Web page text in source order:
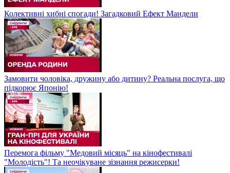
Колективні хибні спогади! Загадковий Ефект Мандели
Замовити чоловіка, дружину або дитину? Реальна послуга, що
підкорює Японію!
Перемога фільму "Медовий місяць" на кінофестивалі
"Молодість"! Та неочікуване зізнання режисерки!